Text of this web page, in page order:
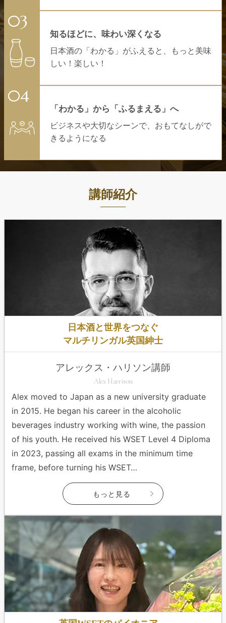
知るほどに、味わい深くなる
日本酒の「わかる」がふえると、もっと美味
しい！楽しい！
「わかる」から「ふるまえる」へ
ビジネスや大切なシーンで、おもてなしがで
きるようになる
講師紹介
日本酒と世界をつなぐ
マルチリンガル英国紳士
アレックス・ハリソン講師
Alex Harrison
Alex moved to Japan as a new university graduate
in 2015. He began his career in the alcoholic
beverages industry working with wine, the passion
of his youth. He received his WSET Level 4 Diploma
in 2023, passing all exams in the minimum time
frame, before turning his WSET…
もっと見る